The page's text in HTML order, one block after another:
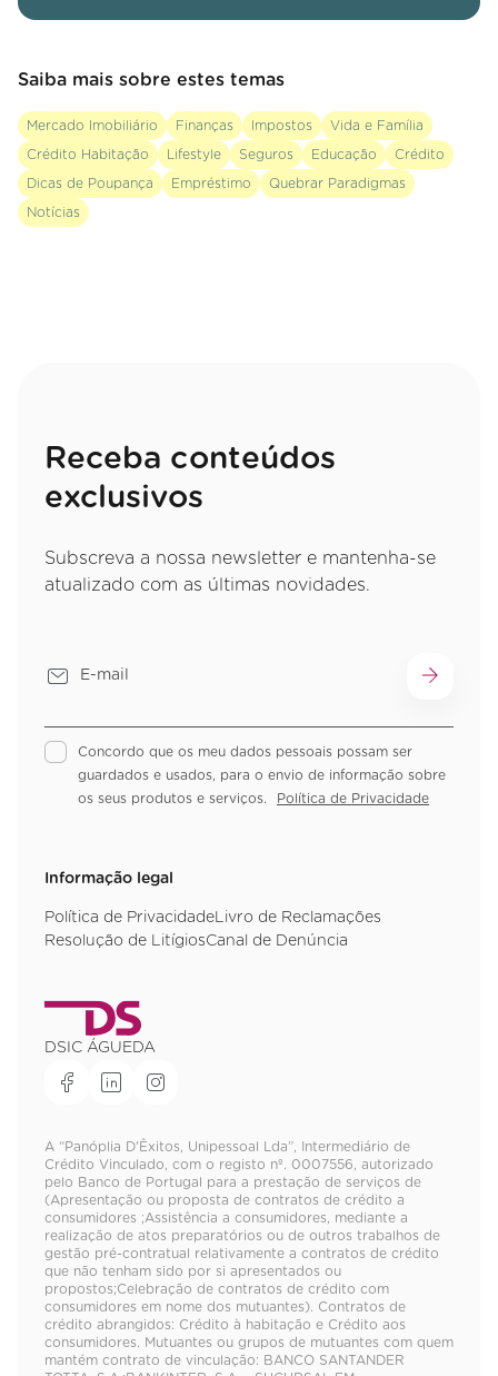
Saiba mais sobre estes temas
Mercado Imobiliário Finanças Impostos Vida e Família
Crédito Habitação Lifestyle Seguros Educação Crédito
Dicas de Poupança Empréstimo Quebrar Paradigmas
Notícias
Receba conteúdos
exclusivos
Subscreva a nossa newsletter e mantenha-se
atualizado com as últimas novidades.
Concordo que os meu dados pessoais possam ser
guardados e usados, para o envio de informação sobre
os seus produtos e serviços.
Política de Privacidade
Informação legal
Política de Privacidade Livro de Reclamações
Resolução de LitígiosCanal de Denúncia
DSIC ÁGUEDA
A “Panóplia D'Êxitos, Unipessoal Lda”, Intermediário de
Crédito Vinculado, com o registo nº. 0007556, autorizado
pelo Banco de Portugal para a prestação de serviços de
(Apresentação ou proposta de contratos de crédito a
consumidores ;Assistência a consumidores, mediante a
realização de atos preparatórios ou de outros trabalhos de
gestão pré-contratual relativamente a contratos de crédito
que não tenham sido por si apresentados ou
propostos;Celebração de contratos de crédito com
consumidores em nome dos mutuantes). Contratos de
crédito abrangidos: Crédito à habitação e Crédito aos
consumidores. Mutuantes ou grupos de mutuantes com quem
mantém contrato de vinculação: BANCO SANTANDER